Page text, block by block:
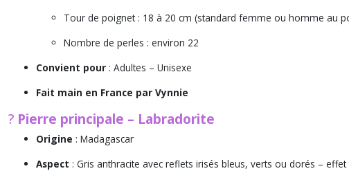
Tour de poignet : 18 à 20 cm (standard femme ou homme au
Nombre de perles : environ 22
Convient pour : Adultes – Unisexe
Fait main en France par Vynnie
? Pierre principale – Labradorite
Origine : Madagascar
Aspect : Gris anthracite avec reflets irisés bleus, verts ou dorés –